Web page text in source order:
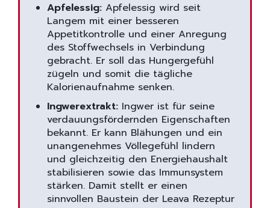
Apfelessig: Apfelessig wird seit
Langem mit einer besseren
Appetitkontrolle und einer Anregung
des Stoffwechsels in Verbindung
gebracht. Er soll das Hungergefühl
zügeln und somit die tägliche
Kalorienaufnahme senken.
Ingwerextrakt: Ingwer ist für seine
verdauungsfördernden Eigenschaften
bekannt. Er kann Blähungen und ein
unangenehmes Völlegefühl lindern
und gleichzeitig den Energiehaushalt
stabilisieren sowie das Immunsystem
stärken. Damit stellt er einen
sinnvollen Baustein der Leava Rezeptur